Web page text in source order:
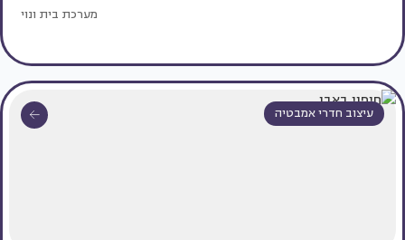
מערכת בית ונוי
עיצוב חדרי אמבטיה